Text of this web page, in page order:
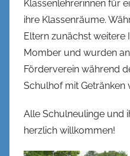
Klassenlehrerinnen für
ihre Klassenräume.
Eltern zunächst weitere
Momber und wurden
Förderverein während
Schulhof mit Getränken
Alle Schulneulinge und
herzlich willkommen!